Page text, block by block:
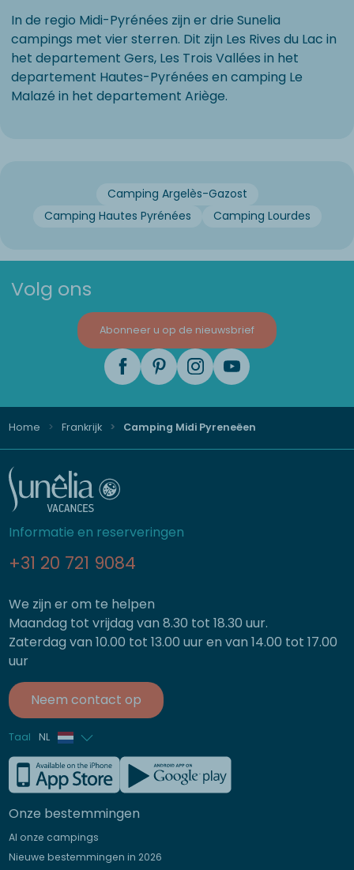
In de regio Midi-Pyrénées zijn er drie Sunelia
campings met vier sterren. Dit zijn Les Rives du Lac in
het departement Gers, Les Trois Vallées in het
departement Hautes-Pyrénées en camping Le
Malazé in het departement Ariège.
Camping Argelès-Gazost
Camping Hautes Pyrénées
Camping Lourdes
Volg ons
Abonneer u op de nieuwsbrief
Home Frankrijk Camping Midi Pyreneëen
Informatie en reserveringen
+31 20 721 9084
We zijn er om te helpen
Maandag tot vrijdag van 8.30 tot 18.30 uur.
Zaterdag van 10.00 tot 13.00 uur en van 14.00 tot 17.00
uur
Neem contact op
Taal NL
Frans
Engels
Duits
Italiaans
Onze bestemmingen
Al onze campings
Nieuwe bestemmingen in 2026